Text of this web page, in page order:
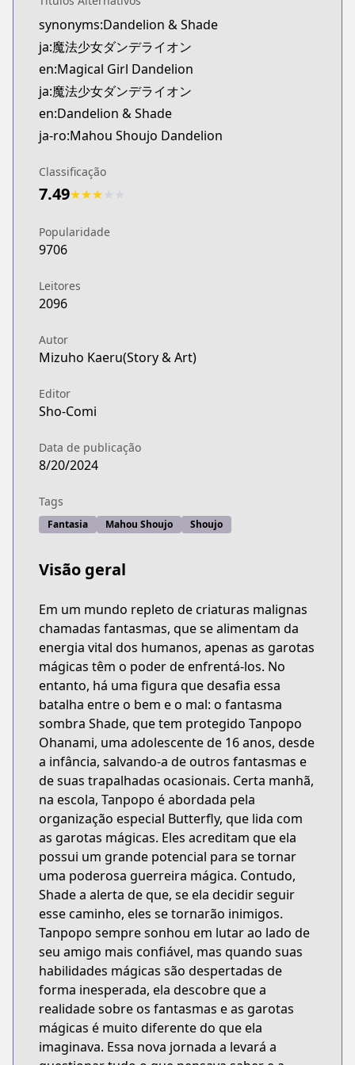
Official English
https://www.viz.com/vizmanga/chapters/
synonyms:Dandelion & Shade
ja:魔法少女ダンデライオン
en:Magical Girl Dandelion
ja:魔法少女ダンデライオン
en:Dandelion & Shade
ja-ro:Mahou Shoujo Dandelion
Classificação
7.49★★★
Popularidade
9706
Leitores
2096
Autor
Mizuho Kaeru(Story & Art)
Editor
Sho-Comi
Data de publicação
8/20/2024
Tags
Fantasia Mahou Shoujo Shoujo
Visão geral
Em um mundo repleto de criaturas malignas
chamadas fantasmas, que se alimentam da
energia vital dos humanos, apenas as garotas
mágicas têm o poder de enfrentá-los. No
entanto, há uma figura que desafia essa
batalha entre o bem e o mal: o fantasma
sombra Shade, que tem protegido Tanpopo
Ohanami, uma adolescente de 16 anos, desde
a infância, salvando-a de outros fantasmas e
de suas trapalhadas ocasionais. Certa manhã,
na escola, Tanpopo é abordada pela
organização especial Butterfly, que lida com
as garotas mágicas. Eles acreditam que ela
possui um grande potencial para se tornar
uma poderosa guerreira mágica. Contudo,
Shade a alerta de que, se ela decidir seguir
esse caminho, eles se tornarão inimigos.
Tanpopo sempre sonhou em lutar ao lado de
seu amigo mais confiável, mas quando suas
habilidades mágicas são despertadas de
forma inesperada, ela descobre que a
realidade sobre os fantasmas e as garotas
mágicas é muito diferente do que ela
imaginava. Essa nova jornada a levará a